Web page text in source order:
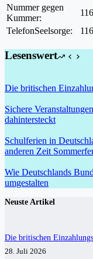
Nummer gegen
Kummer:
TelefonSeelsorge:
Lesenswert
Die britischen
Sichere
dahintersteckt
Schulferien in
anderen Zeit
Wie Deutschlands
umgestalten
Neuste Artikel
Die britischen
28. Juli 2026